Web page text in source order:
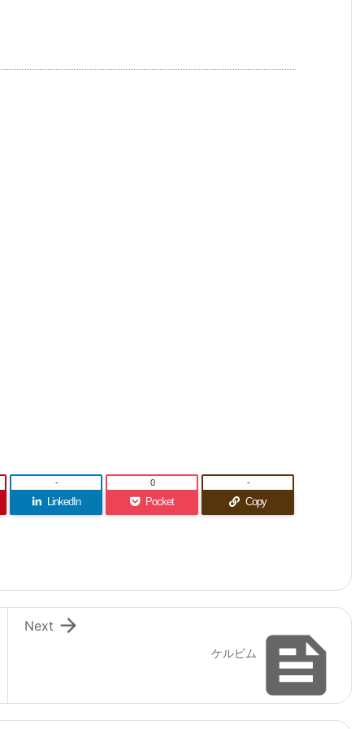
LinkedIn
-
Pocket
0
Copy
-

ケルビム

Next